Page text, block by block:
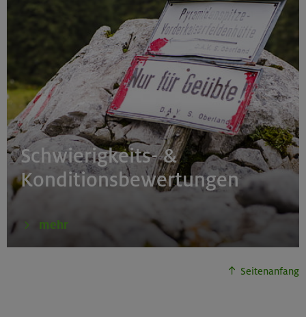
Schwierigkeits- &
Konditionsbewertungen
mehr
Seitenanfang